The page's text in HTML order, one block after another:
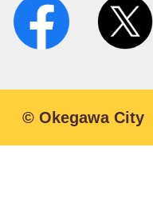
© Okegawa City